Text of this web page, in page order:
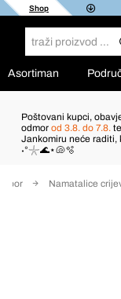
Shop
Asortiman
Poštovani kupci,
odmor od 3.8. do 7.8.
Jankomiru neće raditi,
˖°𓇼🌊⋆🐚🫧
Namatalice